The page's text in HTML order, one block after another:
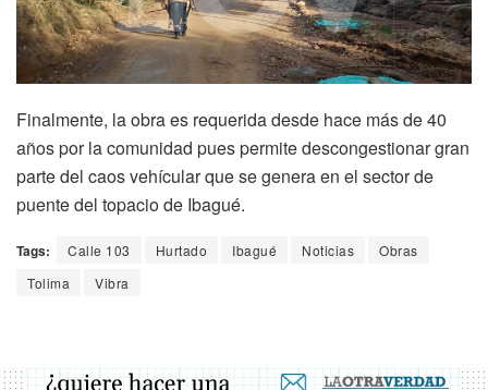
Finalmente, la obra es requerida desde hace más de 40
años por la comunidad pues permite descongestionar gran
parte del caos vehícular que se genera en el sector de
puente del topacio de Ibagué.
Tags: Calle 103 Hurtado Ibagué Noticias
Obras
Tolima
Vibra